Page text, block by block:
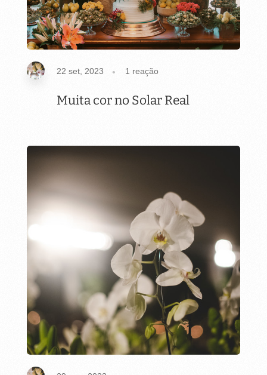
22 set, 2023 1 reação
Muita cor no Solar Real